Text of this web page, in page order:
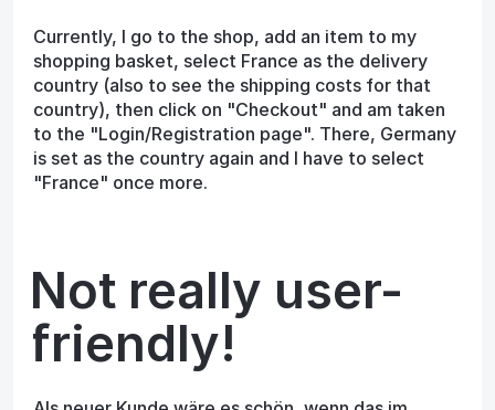
Currently, I go to the shop, add an item to my
shopping basket, select France as the delivery
country (also to see the shipping costs for that
country), then click on "Checkout" and am taken
to the "Login/Registration page". There, Germany
is set as the country again and I have to select
"France" once more.
Not really user-
friendly!